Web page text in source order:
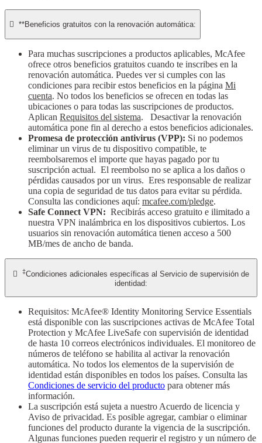
 **Beneficios gratuitos con la renovación automática:
Para muchas suscripciones a productos aplicables, McAfee
ofrece otros beneficios gratuitos cuando te inscribes en la
renovación automática. Puedes ver si cumples con las
condiciones para recibir estos beneficios en la página Mi
cuenta. No todos los beneficios se ofrecen en todas las
ubicaciones o para todas las suscripciones de productos.
Aplican Requisitos del sistema. Desactivar la renovación
automática pone fin al derecho a estos beneficios adicionales.
Promesa de protección antivirus (VPP): Si no podemos
eliminar un virus de tu dispositivo compatible, te
reembolsaremos el importe que hayas pagado por tu
suscripción actual. El reembolso no se aplica a los daños o
pérdidas causados por un virus. Eres responsable de realizar
una copia de seguridad de tus datos para evitar su pérdida.
Consulta las condiciones aquí: mcafee.com/pledge.
Safe Connect VPN: Recibirás acceso gratuito e ilimitado a
nuestra VPN inalámbrica en los dispositivos cubiertos. Los
usuarios sin renovación automática tienen acceso a 500
MB/mes de ancho de banda.
 ‡Condiciones adicionales específicas al Servicio de supervisión de
identidad:
Requisitos: McAfee® Identity Monitoring Service Essentials
está disponible con las suscripciones activas de McAfee Total
Protection y McAfee LiveSafe con supervisión de identidad
de hasta 10 correos electrónicos individuales. El monitoreo de
números de teléfono se habilita al activar la renovación
automática. No todos los elementos de la supervisión de
identidad están disponibles en todos los países. Consulta las
Condiciones de servicio del producto para obtener más
información.
La suscripción está sujeta a nuestro Acuerdo de licencia y
Aviso de privacidad. Es posible agregar, cambiar o eliminar
funciones del producto durante la vigencia de la suscripción.
Algunas funciones pueden requerir el registro y un número de